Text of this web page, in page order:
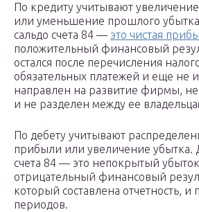
По кредиту учитывают
или уменьшение прошлого
сальдо счета 84 — это чистая
положительный финансовый
остался после перечисления
обязательных платежей и еще не
направлен на развитие фирмы,
и не разделен между ее
По дебету учитывают
прибыли или увеличение убытка.
счета 84 — это непокрытый
отрицательный финансовый
который составлена отчетность,
периодов.